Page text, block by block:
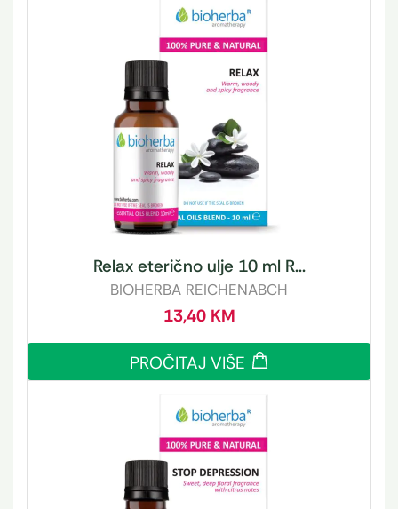
Relax eterično ulje 10 ml R...
BIOHERBA REICHENABCH
13,40 KM
PROČITAJ VIŠE